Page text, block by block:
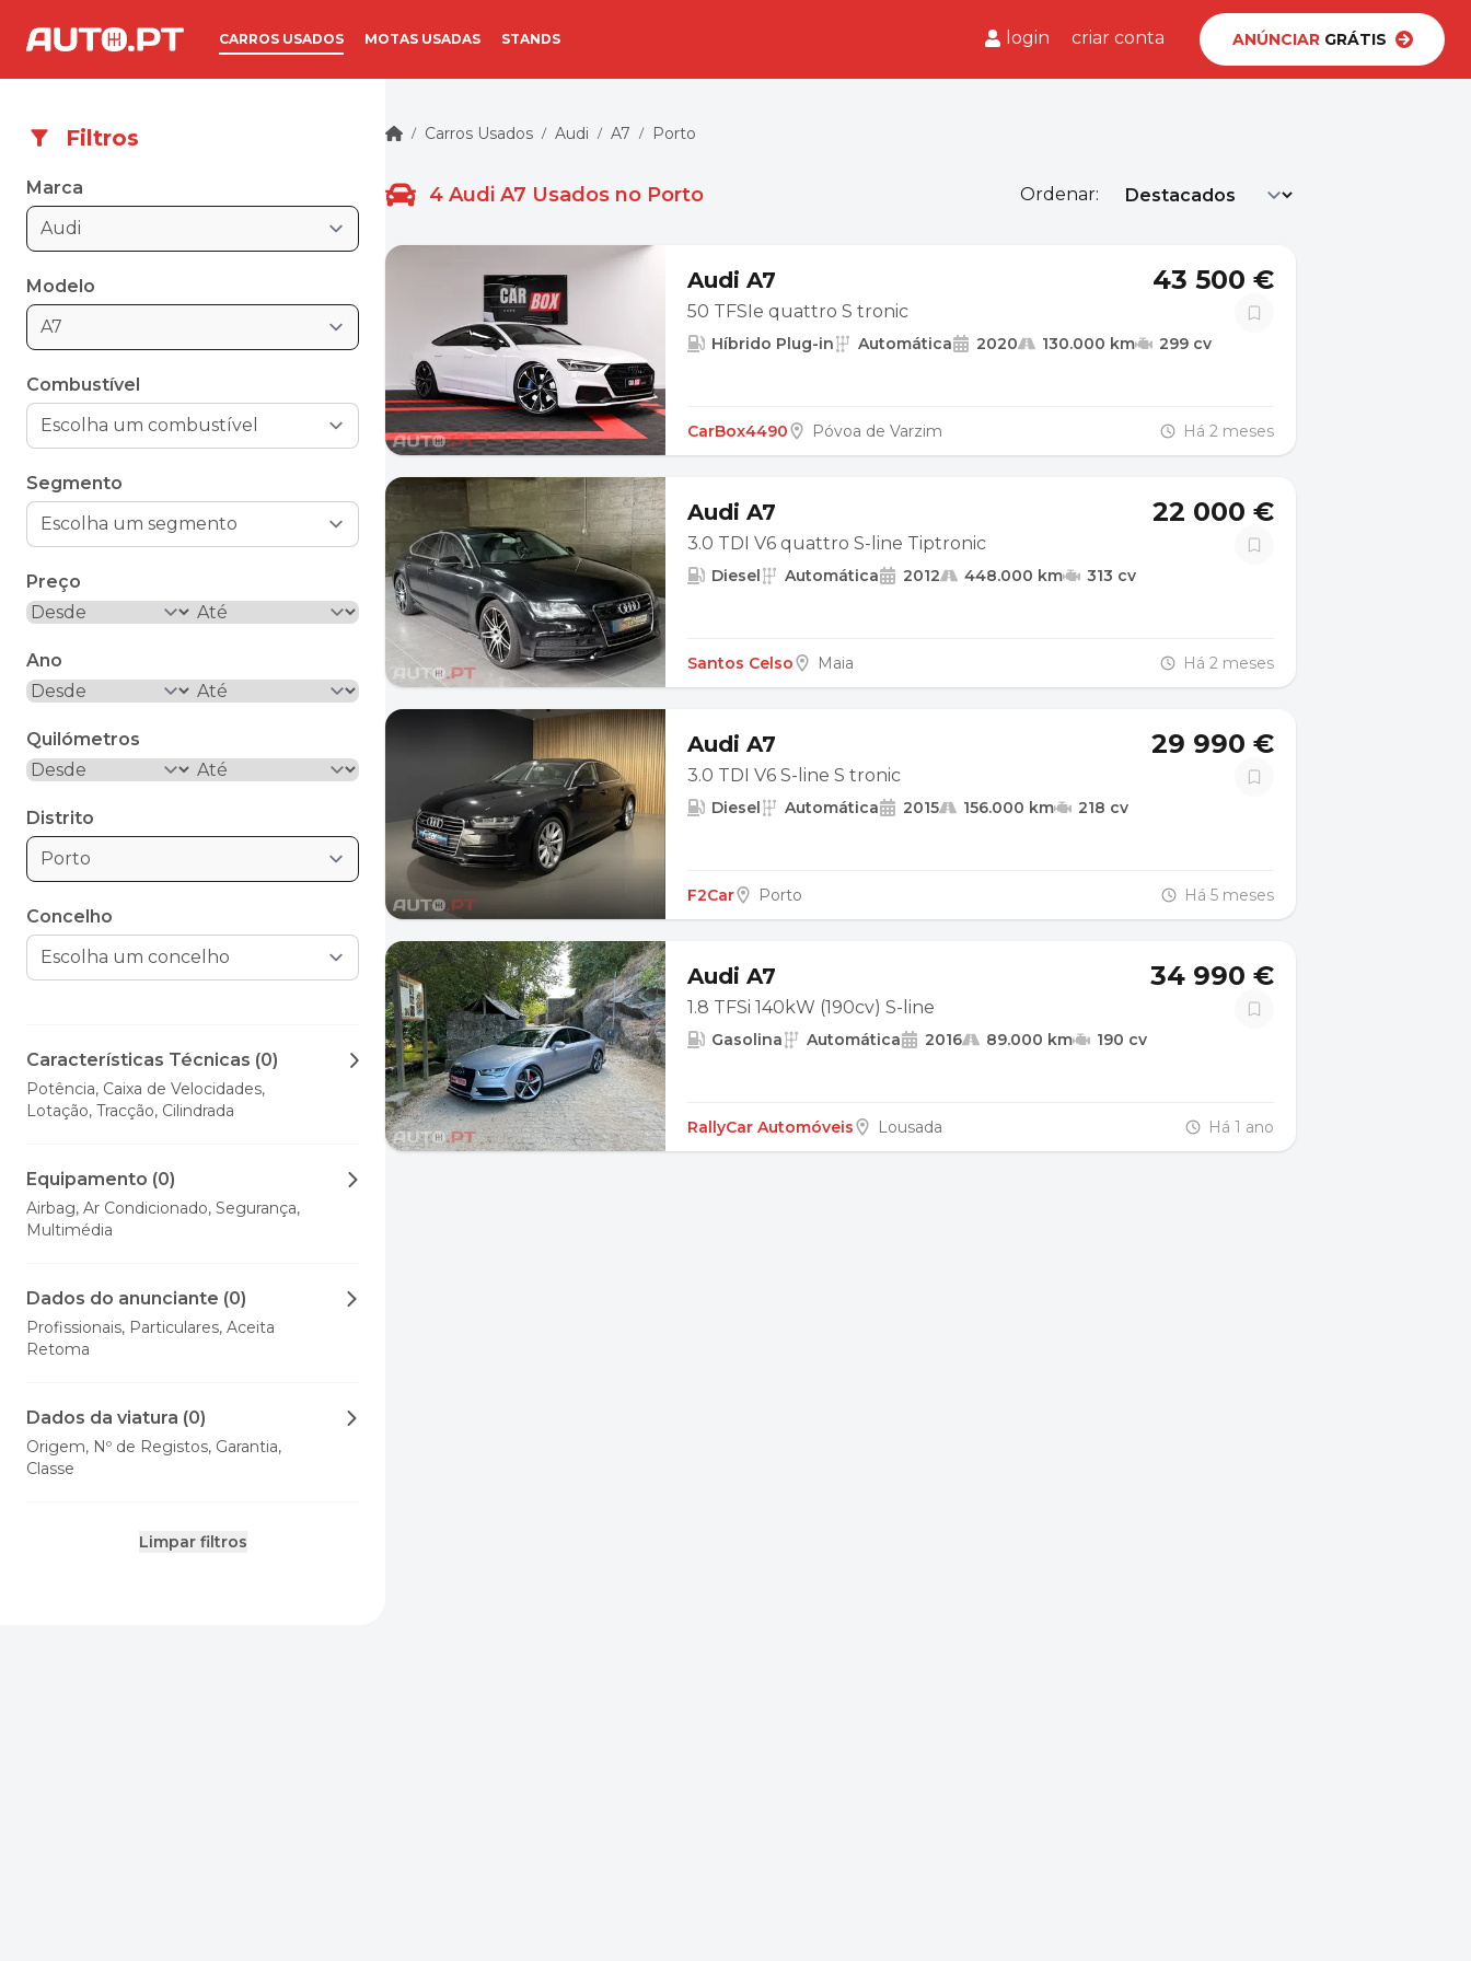
CARROS USADOS MOTAS USADAS STANDS login criar conta ANÚNCIARGRÁTIS
Filtros
Marca
Audi
Modelo
A7
Combustível
Segmento
Preço
Ano
Quilómetros
Distrito
Porto
Concelho
Características Técnicas (0)
Potência, Caixa de Velocidades,
Lotação, Tracção, Cilindrada
Equipamento (0)
Airbag, Ar Condicionado, Segurança,
Multimédia
Dados do anunciante (0)
Profissionais, Particulares, Aceita
Retoma
Dados da viatura (0)
Origem, Nº de Registos, Garantia,
Classe
Limpar filtros
/ Carros Usados / Audi / A7 / Porto
4 Audi A7 Usados no Porto Ordenar:
Audi A7
50 TFSIe quattro S tronic
43 500 €
Híbrido Plug-in Automática 2020 130.000 km 299 cv
CarBox4490 Póvoa de Varzim Há 2 meses
Audi A7
3.0 TDI V6 quattro S-line Tiptronic
22 000 €
Diesel Automática 2012 448.000 km 313 cv
Santos Celso Maia Há 2 meses
Audi A7
3.0 TDI V6 S-line S tronic
29 990 €
Diesel Automática 2015 156.000 km 218 cv
F2Car Porto Há 5 meses
Audi A7
1.8 TFSi 140kW (190cv) S-line
34 990 €
Gasolina Automática 2016 89.000 km 190 cv
RallyCar Automóveis Lousada Há 1 ano